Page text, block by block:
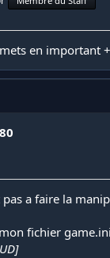
en important
a faire la
fichier game.ini